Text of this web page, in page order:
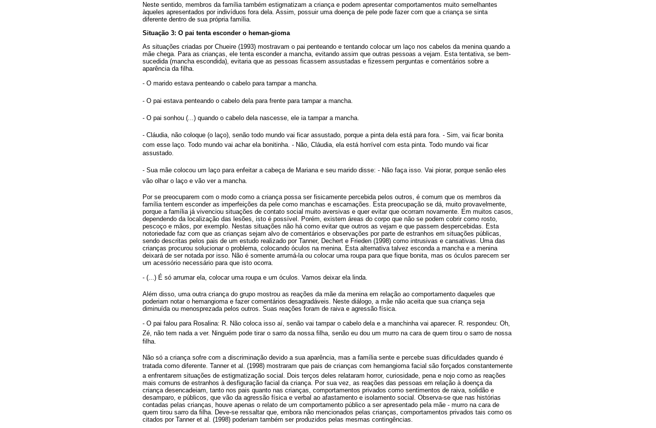
Neste sentido, membros da família também estigmatizam a criança e podem apresentar comportamentos muito semelhantes
àqueles apresentados por indivíduos fora dela. Assim, possuir uma doença de pele pode fazer com que a criança se sinta
diferente dentro de sua própria família.
Situação 3: O pai tenta esconder o heman-gioma
As situações criadas por Chueire (1993) mostravam o pai penteando e tentando colocar um laço nos cabelos da menina quando a
mãe chega. Para as crianças, ele tenta esconder a mancha, evitando assim que outras pessoas a vejam. Esta tentativa, se bem-
sucedida (mancha escondida), evitaria que as pessoas ficassem assustadas e fizessem perguntas e comentários sobre a
aparência da filha.
- O marido estava penteando o cabelo para tampar a mancha.
- O pai estava penteando o cabelo dela para frente para tampar a mancha.
- O pai sonhou (...) quando o cabelo dela nascesse, ele ia tampar a mancha.
- Cláudia, não coloque (o laço), senão todo mundo vai ficar assustado, porque a pinta dela está para fora. - Sim, vai ficar bonita
com esse laço. Todo mundo vai achar ela bonitinha. - Não, Cláudia, ela está horrível com esta pinta. Todo mundo vai ficar
assustado.
- Sua mãe colocou um laço para enfeitar a cabeça de Mariana e seu marido disse: - Não faça isso. Vai piorar, porque senão eles
vão olhar o laço e vão ver a mancha.
Por se preocuparem com o modo como a criança possa ser fisicamente percebida pelos outros, é comum que os membros da
família tentem esconder as imperfeições da pele como manchas e escamações. Esta preocupação se dá, muito provavelmente,
porque a família já vivenciou situações de contato social muito aversivas e quer evitar que ocorram novamente. Em muitos casos,
dependendo da localização das lesões, isto é possível. Porém, existem áreas do corpo que não se podem cobrir como rosto,
pescoço e mãos, por exemplo. Nestas situações não há como evitar que outros as vejam e que passem despercebidas. Esta
notoriedade faz com que as crianças sejam alvo de comentários e observações por parte de estranhos em situações públicas,
sendo descritas pelos pais de um estudo realizado por Tanner, Dechert e Frieden (1998) como intrusivas e cansativas. Uma das
crianças procurou solucionar o problema, colocando óculos na menina. Esta alternativa talvez esconda a mancha e a menina
deixará de ser notada por isso. Não é somente arrumá-la ou colocar uma roupa para que fique bonita, mas os óculos parecem ser
um acessório necessário para que isto ocorra.
- (...) É só arrumar ela, colocar uma roupa e um óculos. Vamos deixar ela linda.
Além disso, uma outra criança do grupo mostrou as reações da mãe da menina em relação ao comportamento daqueles que
poderiam notar o hemangioma e fazer comentários desagradáveis. Neste diálogo, a mãe não aceita que sua criança seja
diminuída ou menosprezada pelos outros. Suas reações foram de raiva e agressão física.
- O pai falou para Rosalina: R. Não coloca isso aí, senão vai tampar o cabelo dela e a manchinha vai aparecer. R. respondeu: Oh,
Zé, não tem nada a ver. Ninguém pode tirar o sarro da nossa filha, senão eu dou um murro na cara de quem tirou o sarro de nossa
filha.
Não só a criança sofre com a discriminação devido a sua aparência, mas a família sente e percebe suas dificuldades quando é
tratada como diferente. Tanner et al. (1998) mostraram que pais de crianças com hemangioma facial são forçados constantemente
a enfrentarem situações de estigmatização social. Dois terços deles relataram horror, curiosidade, pena e nojo como as reações
mais comuns de estranhos à desfiguração facial da criança. Por sua vez, as reações das pessoas em relação à doença da
criança desencadeiam, tanto nos pais quanto nas crianças, comportamentos privados como sentimentos de raiva, solidão e
desamparo, e públicos, que vão da agressão física e verbal ao afastamento e isolamento social. Observa-se que nas histórias
contadas pelas crianças, houve apenas o relato de um comportamento público a ser apresentado pela mãe - murro na cara de
quem tirou sarro da filha. Deve-se ressaltar que, embora não mencionados pelas crianças, comportamentos privados tais como os
citados por Tanner et al. (1998) poderiam também ser produzidos pelas mesmas contingências.